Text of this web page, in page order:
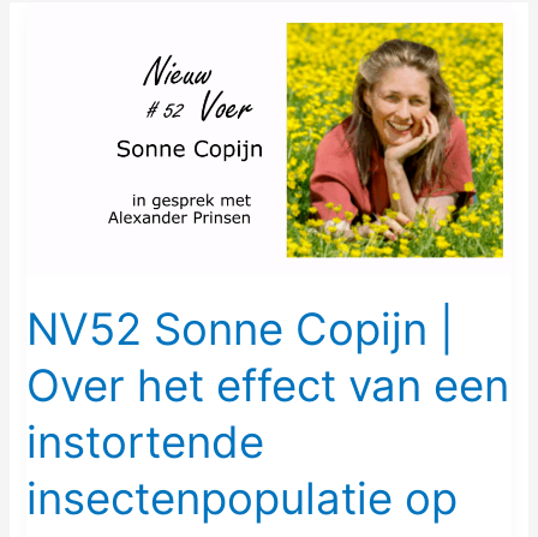
NV52 Sonne Copijn |
Over het effect van een
instortende
insectenpopulatie op
instortende
insectenpopulatie
op
ons
voedselproductie